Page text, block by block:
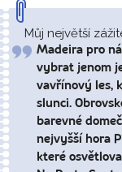
Můj největší
Madeira pro
vybrat jenom
vavřínový les,
slunci.
barevné
nejvyšší hora
které